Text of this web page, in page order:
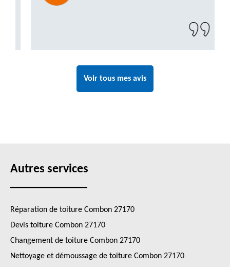
Un artisan de confiance que je n’hésiterai pas
Voir tous mes avis
Autres services
Réparation de toiture Combon 27170
Devis toiture Combon 27170
Changement de toiture Combon 27170
Nettoyage et démoussage de toiture Combon 27170